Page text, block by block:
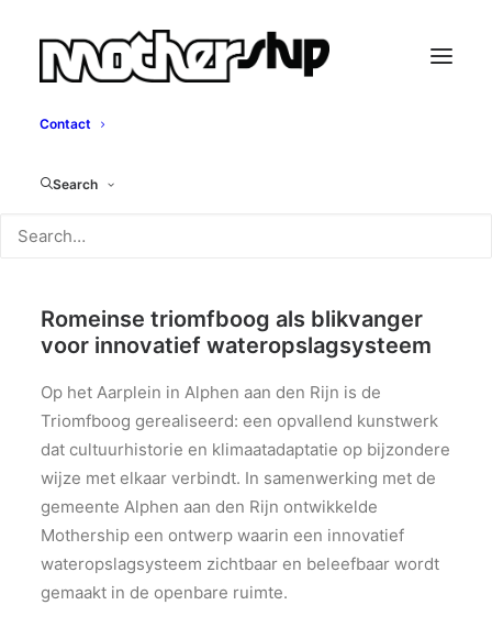
Contact
Search
Triomfboog
Mothership, 2026
Romeinse triomfboog als blikvanger
voor innovatief wateropslagsysteem
Op het Aarplein in Alphen aan den Rijn is de
Triomfboog gerealiseerd: een opvallend kunstwerk
dat cultuurhistorie en klimaatadaptatie op bijzondere
wijze met elkaar verbindt. In samenwerking met de
gemeente Alphen aan den Rijn ontwikkelde
Mothership een ontwerp waarin een innovatief
wateropslagsysteem zichtbaar en beleefbaar wordt
gemaakt in de openbare ruimte.